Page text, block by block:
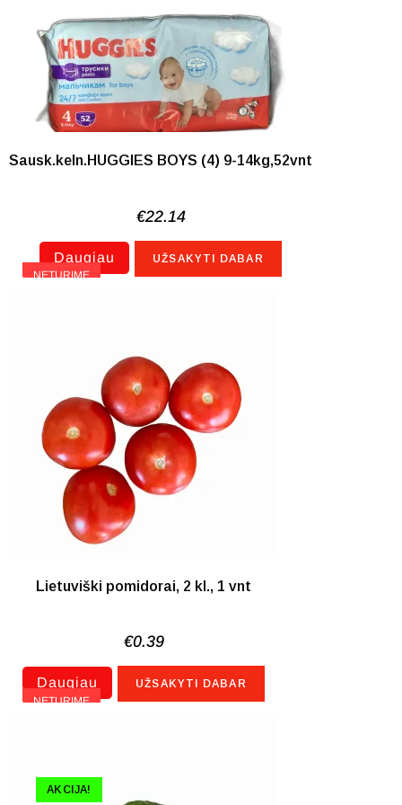
NETURIME
Sausk.keln.HUGGIES BOYS (4) 9-14kg,52vnt
€22.14
Daugiau UŽSAKYTI DABAR
NETURIME
Lietuviški pomidorai, 2 kl., 1 vnt
€0.39
Daugiau UŽSAKYTI DABAR
AKCIJA!